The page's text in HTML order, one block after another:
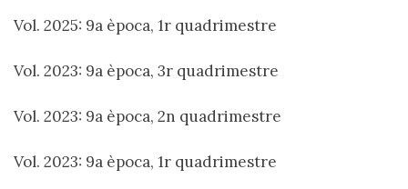
Vol. 2025: 9a època, 1r quadrimestre
Vol. 2023: 9a època, 3r quadrimestre
Vol. 2023: 9a època, 2n quadrimestre
Vol. 2023: 9a època, 1r quadrimestre